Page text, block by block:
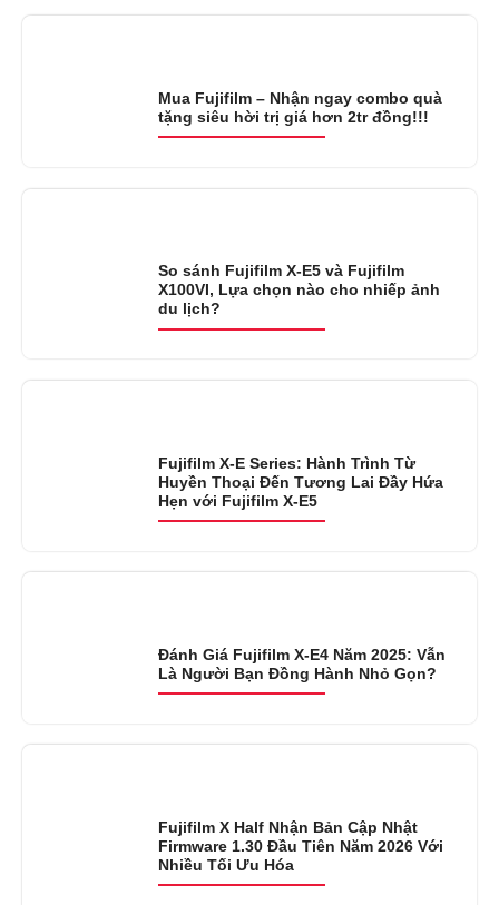
Mua Fujifilm – Nhận ngay combo quà
tặng siêu hời trị giá hơn 2tr đồng!!!
So sánh Fujifilm X-E5 và Fujifilm
X100VI, Lựa chọn nào cho nhiếp ảnh
du lịch?
Fujifilm X-E Series: Hành Trình Từ
Huyền Thoại Đến Tương Lai Đầy Hứa
Hẹn với Fujifilm X-E5
Đánh Giá Fujifilm X-E4 Năm 2025: Vẫn
Là Người Bạn Đồng Hành Nhỏ Gọn?
Fujifilm X Half Nhận Bản Cập Nhật
Firmware 1.30 Đầu Tiên Năm 2026 Với
Nhiều Tối Ưu Hóa